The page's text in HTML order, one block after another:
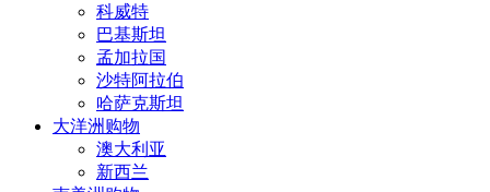
科威特
巴基斯坦
孟加拉国
沙特阿拉伯
哈萨克斯坦
大洋洲购物
澳大利亚
新西兰